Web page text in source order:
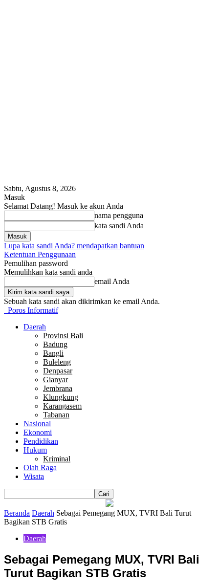
Sabtu, Agustus 8, 2026
Masuk
Selamat Datang! Masuk ke akun Anda
nama pengguna
kata sandi Anda
Lupa kata sandi Anda? mendapatkan bantuan
Ketentuan Penggunaan
Pemulihan password
Memulihkan kata sandi anda
email Anda
Sebuah kata sandi akan dikirimkan ke email Anda.
Poros Informatif
Daerah
Provinsi Bali
Badung
Bangli
Buleleng
Denpasar
Gianyar
Jembrana
Klungkung
Karangasem
Tabanan
Nasional
Ekonomi
Pendidikan
Hukum
Kriminal
Olah Raga
Wisata
Beranda Daerah Sebagai Pemegang MUX, TVRI Bali Turut
Bagikan STB Gratis
Daerah
Sebagai Pemegang MUX, TVRI Bali
Turut Bagikan STB Gratis